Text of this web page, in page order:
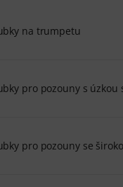
na trumpetu
pro pozouny s úzkou
pro pozouny se